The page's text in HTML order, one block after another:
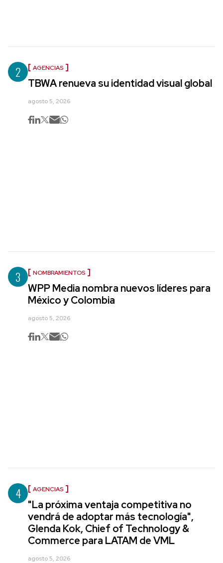
2 AGENCIAS
TBWA renueva su identidad visual global
agosto 5, 2026
3 NOMBRAMIENTOS
WPP Media nombra nuevos líderes para
México y Colombia
agosto 5, 2026
4 AGENCIAS
"La próxima ventaja competitiva no
vendrá de adoptar más tecnología",
Glenda Kok, Chief of Technology &
Commerce para LATAM de VML
agosto 5, 2026